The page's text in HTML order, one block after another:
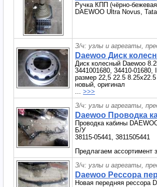
Ручка КПП (чёрно-
DAEWOO Ultra Novus,
З/ч: узлы и агрегаты,
Daewoo Диск
Диск колесный Daewoo
3441001680, 34410-01680,
размер 22,5 22.5
новый, оригинал
... >>>
З/ч: узлы и агрегаты,
Daewoo Проводка
Проводка кабины
Б/У
38115-05441, 3811505441
Предлагаем ассортимент
З/ч: узлы и агрегаты,
Daewoo Рессора
Новая передняя рессора